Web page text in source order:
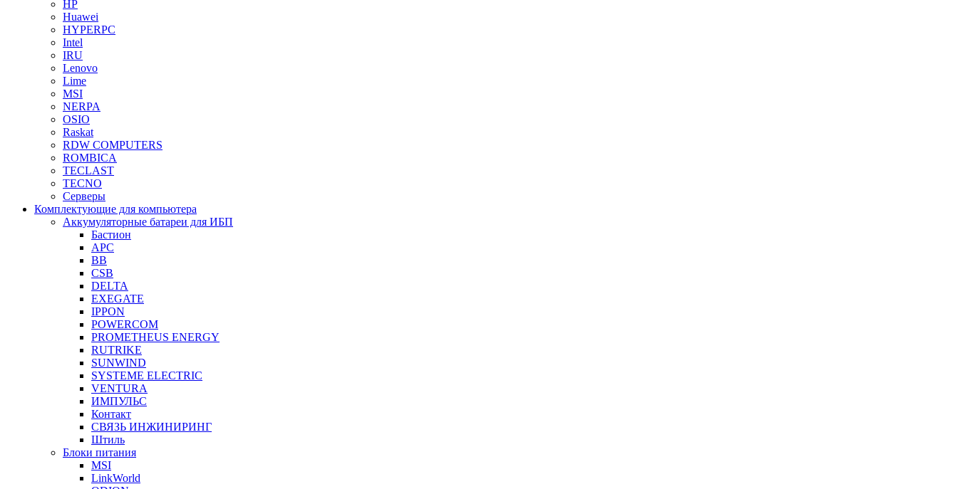
HP
Huawei
HYPERPC
Intel
IRU
Lenovo
Lime
MSI
NERPA
OSIO
Raskat
RDW COMPUTERS
ROMBICA
TECLAST
TECNO
Серверы
Комплектующие для компьютера
Аккумуляторные батареи для ИБП
Бастион
APC
BB
CSB
DELTA
EXEGATE
IPPON
POWERCOM
PROMETHEUS ENERGY
RUTRIKE
SUNWIND
SYSTEME ELECTRIC
VENTURA
ИМПУЛЬС
Контакт
СВЯЗЬ ИНЖИНИРИНГ
Штиль
Блоки питания
MSI
LinkWorld